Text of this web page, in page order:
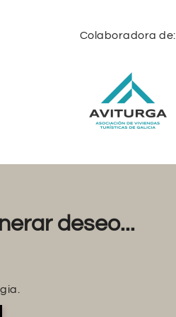
Colaboradora de:
deseo...